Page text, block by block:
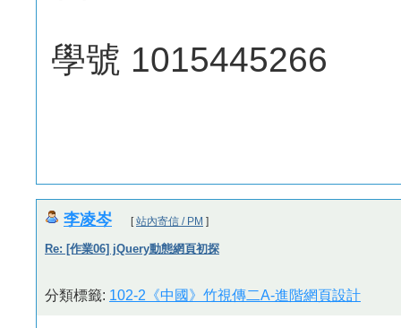
學號 1015445266
李凌岑 [站內寄信 / PM ]
Re: [作業06] jQuery動態網頁初探
分類標籤: 102-2《中國》竹視傳二A-進階網頁設計